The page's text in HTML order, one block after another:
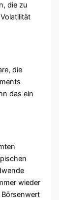
die zu
die
das ein
wieder